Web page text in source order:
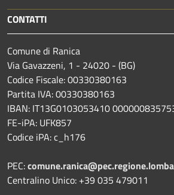
CONTATTI
Comune di Ranica
Via Gavazzeni, 1 - 24020 - (BG)
Codice Fiscale: 00330380163
Partita IVA: 00330380163
IBAN: IT13G0103053410
FE-iPA: UFK857
Codice iPA: c_h176
PEC:
Centralino Unico: +39 035 479011